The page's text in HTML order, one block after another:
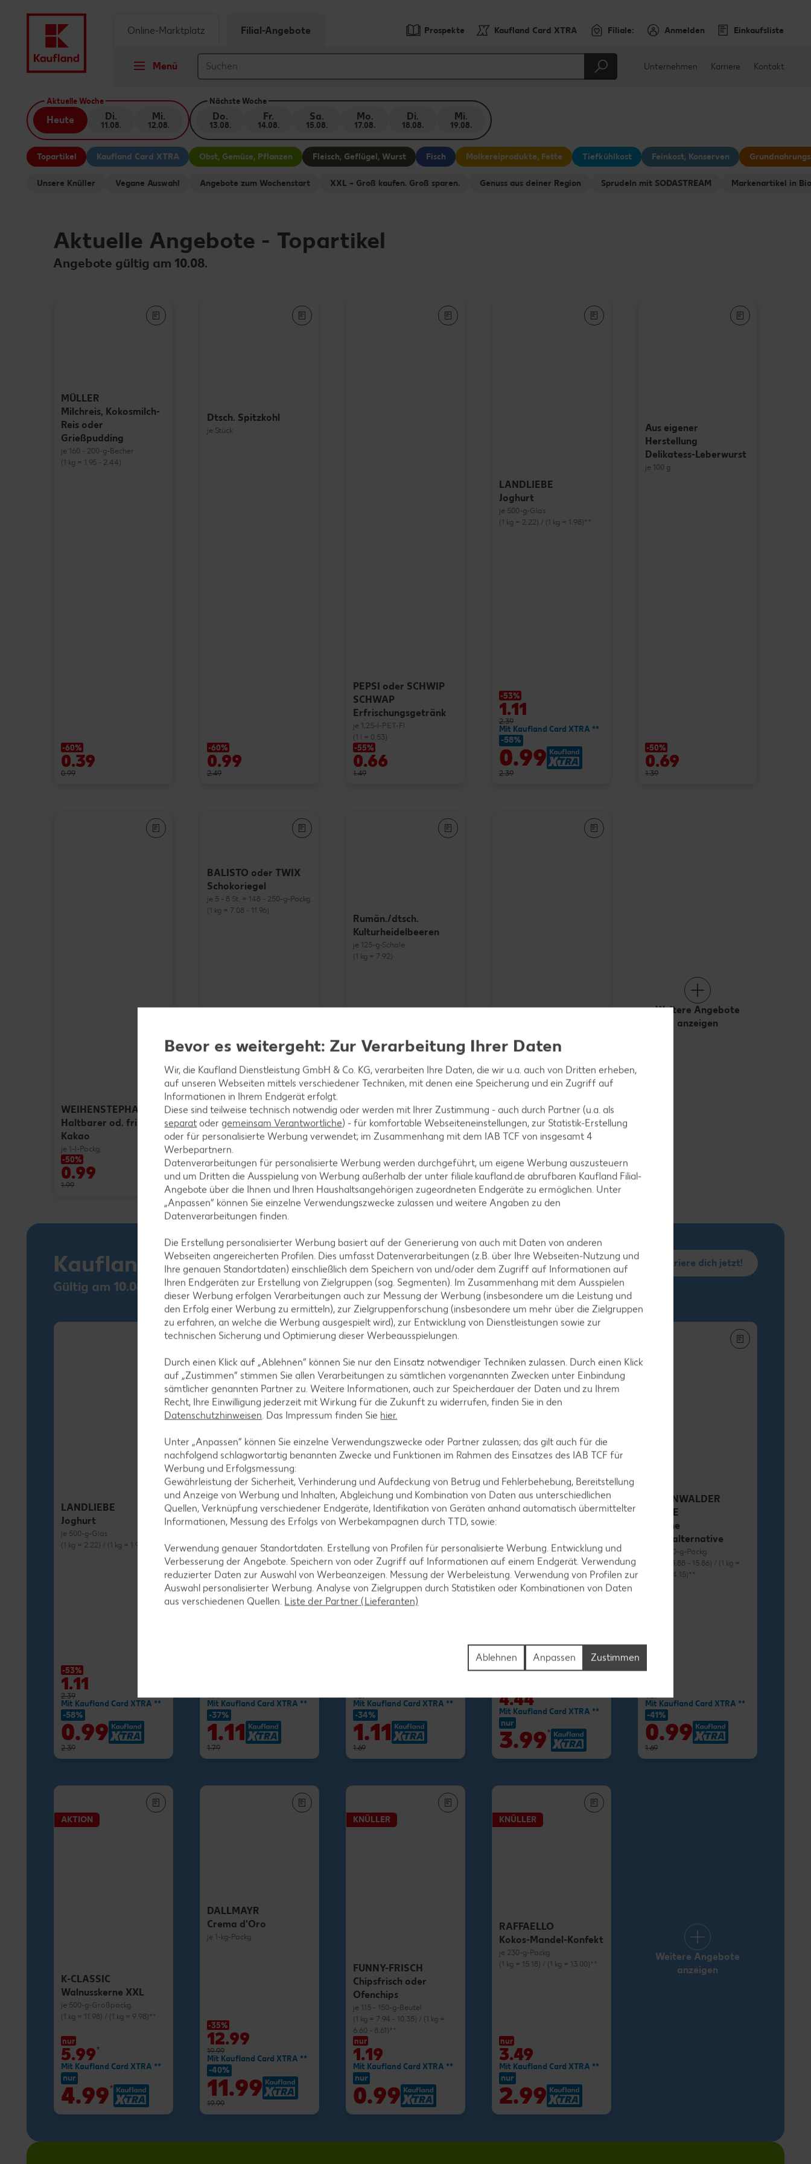
Springe zu
Hauptinhalt
Footer
Prospekte Kaufland Card XTRA Filiale: Anmelden Einkaufsliste
Menü
Online-Marktplatz Filial-Angebote
Unternehmen Karriere Kontakt
Aktuelle Woche
Heute Di.
11.08.
Mi.
12.08.
Nächste Woche
Do.
13.08.
Fr.
14.08.
Sa.
15.08.
Mo.
17.08.
Di.
18.08.
Mi.
19.08.
Topartikel Kaufland Card XTRA Obst, Gemüse, Pflanzen Fleisch, Geflügel, Wurst Fisch Molkereiprodukte, Fette Tiefkühlkost Feinkost, Konserven
Unsere Knüller Vegane Auswahl Angebote zum Wochenstart XXL – Groß kaufen. Groß sparen. Genuss aus deiner Region Sprudeln mit SODASTREAM Markenartikel in
Aktuelle Angebote - Topartikel
Angebote gültig am 10.08.
MÜLLER
Milchreis, Kokosmilch-
Reis oder
Grießpudding
je 160 - 200-g-Becher
(1 kg = 1.95 - 2.44)
-60%
0.39
0.99
Dtsch. Spitzkohl
je Stück
-60%
0.99
2.49
PEPSI oder SCHWIP
SCHWAP
Erfrischungsgetränk
je 1,25-l-PET-Fl.
(1 l = 0.53)
-55%
0.66
1.49
LANDLIEBE
Joghurt
je 500-g-Glas
(1 kg = 2.22) / (1 kg = 1.98)**
-53%
1.11
2.39
Mit Kaufland Card XTRA **
-58%
0.99
2.39
Aus eigener
Herstellung
Delikatess-Leberwurst
je 100 g
-50%
0.69
1.39
WEIHENSTEPHAN
Haltbarer od. frischer
Kakao
je 1-l-Packg.
-50%
0.99
1.99
BALISTO oder TWIX
Schokoriegel
je 5 - 8 St. = 148 - 250-g-Packg.
(1 kg = 7.08 - 11.96)
-49%
1.77
3.49
Rumän./dtsch.
Kulturheidelbeeren
je 125-g-Schale
(1 kg = 7.92)
-47%
0.99
Gold
je 200-g-Glas
-45%
5.99
10.99
Weitere Angebote
anzeigen
Kaufland Card XTRA
Gültig am 10.08.
Registriere dich jetzt!
LANDLIEBE
Joghurt
je 500-g-Glas
(1 kg = 2.22) / (1 kg = 1.98)**
-53%
1.11
2.39
Mit Kaufland Card XTRA **
-58%
0.99
2.39
1.79
Mit Kaufland Card XTRA **
-37%
1.11
1.79
Körniger Frischkäse
je 200-g-Packg.
1.69
Mit Kaufland Card XTRA **
-34%
1.11
1.69
AKTION
IGLO
Backfisch-Stäbchen
oder Filegro XXL
- 8.32)**
4.44*
Mit Kaufland Card XTRA **
nur
3.99*
RÜGENWALDER
MÜHLE
Vegane
Wurstalternative
je 70 - 80-g-Packg.
(1 kg = 13.88 - 15.86) / (1 kg =
12.38 - 14.15)**
-34%
1.69
Mit Kaufland Card XTRA **
-41%
0.99
1.69
AKTION
K-CLASSIC
Walnusskerne XXL
je 500-g-Großpackg.
(1 kg = 11.98) / (1 kg = 9.98)**
nur
5.99*
Mit Kaufland Card XTRA **
nur
4.99*
DALLMAYR
Crema d'Oro
je 1-kg-Packg.
-35%
12.99
19.99
Mit Kaufland Card XTRA **
-40%
11.99
19.99
KNÜLLER
FUNNY-FRISCH
Chipsfrisch oder
Ofenchips
je 115 - 150-g-Beutel
(1 kg = 7.94 - 10.35) / (1 kg =
6.60 - 8.61)**
nur
1.19
Mit Kaufland Card XTRA **
nur
0.99
KNÜLLER
RAFFAELLO
Kokos-Mandel-Konfekt
je 230-g-Packg.
(1 kg = 15.18) / (1 kg = 13.00)**
nur
3.49
Mit Kaufland Card XTRA **
nur
2.99
Weitere Angebote
anzeigen
Bevor es weitergeht: Zur Verarbeitung Ihrer Daten
Wir, die Kaufland Dienstleistung GmbH & Co. KG, verarbeiten Ihre Daten, die wir u.a. auch von Dritten erheben,
auf unseren Webseiten mittels verschiedener Techniken, mit denen eine Speicherung und ein Zugriff auf
Informationen in Ihrem Endgerät erfolgt.
Diese sind teilweise technisch notwendig oder werden mit Ihrer Zustimmung - auch durch Partner (u.a. als
separat oder gemeinsam Verantwortliche) - für komfortable Webseiteneinstellungen, zur Statistik-Erstellung
oder für personalisierte Werbung verwendet; im Zusammenhang mit dem IAB TCF von insgesamt4
Werbepartnern.
Datenverarbeitungen für personalisierte Werbung werden durchgeführt, um eigene Werbung auszusteuern
und um Dritten die Ausspielung von Werbung außerhalb der unter filiale.kaufland.de abrufbaren Kaufland Filial-
Angebote über die Ihnen und Ihren Haushaltsangehörigen zugeordneten Endgeräte zu ermöglichen. Unter
„Anpassen“ können Sie einzelne Verwendungszwecke zulassen und weitere Angaben zu den
Datenverarbeitungen finden.
Die Erstellung personalisierter Werbung basiert auf der Generierung von auch mit Daten von anderen
Webseiten angereicherten Profilen. Dies umfasst Datenverarbeitungen (z.B. über Ihre Webseiten-Nutzung und
Ihre genauen Standortdaten) einschließlich dem Speichern von und/oder dem Zugriff auf Informationen auf
Ihren Endgeräten zur Erstellung von Zielgruppen (sog. Segmenten). Im Zusammenhang mit dem Ausspielen
dieser Werbung erfolgen Verarbeitungen auch zur Messung der Werbung (insbesondere um die Leistung und
den Erfolg einer Werbung zu ermitteln), zur Zielgruppenforschung (insbesondere um mehr über die Zielgruppen
zu erfahren, an welche die Werbung ausgespielt wird), zur Entwicklung von Dienstleistungen sowie zur
technischen Sicherung und Optimierung dieser Werbeausspielungen.
Durch einen Klick auf „Ablehnen“ können Sie nur den Einsatz notwendiger Techniken zulassen. Durch einen Klick
auf „Zustimmen“ stimmen Sie allen Verarbeitungen zu sämtlichen vorgenannten Zwecken unter Einbindung
sämtlicher genannten Partner zu. Weitere Informationen, auch zur Speicherdauer der Daten und zu Ihrem
Recht, Ihre Einwilligung jederzeit mit Wirkung für die Zukunft zu widerrufen, finden Sie in den
Datenschutzhinweisen. Das Impressum finden Sie hier.
Unter „Anpassen“ können Sie einzelne Verwendungszwecke oder Partner zulassen; das gilt auch für die
nachfolgend schlagwortartig benannten Zwecke und Funktionen im Rahmen des Einsatzes des IAB TCF für
Werbung und Erfolgsmessung:
Gewährleistung der Sicherheit, Verhinderung und Aufdeckung von Betrug und Fehlerbehebung, Bereitstellung
und Anzeige von Werbung und Inhalten, Abgleichung und Kombination von Daten aus unterschiedlichen
Quellen, Verknüpfung verschiedener Endgeräte, Identifikation von Geräten anhand automatisch übermittelter
Informationen, Messung des Erfolgs von Werbekampagnen durch TTD, sowie:
Verwendung genauer Standortdaten. Erstellung von Profilen für personalisierte Werbung. Entwicklung und
Verbesserung der Angebote. Speichern von oder Zugriff auf Informationen auf einem Endgerät. Verwendung
reduzierter Daten zur Auswahl von Werbeanzeigen. Messung der Werbeleistung. Verwendung von Profilen zur
Auswahl personalisierter Werbung. Analyse von Zielgruppen durch Statistiken oder Kombinationen von Daten
aus verschiedenen Quellen. Liste der Partner (Lieferanten)
Zustimmen
Anpassen
Ablehnen